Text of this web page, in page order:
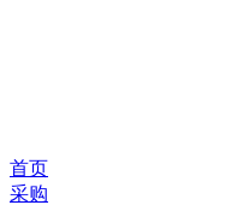
首页
采购